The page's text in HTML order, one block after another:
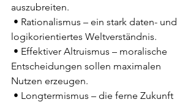
auszubreiten.
• Rationalismus – ein stark daten- und
logikorientiertes Weltverständnis.
• Effektiver Altruismus – moralische
Entscheidungen sollen maximalen
Nutzen erzeugen.
• Longtermismus – die ferne Zukunft